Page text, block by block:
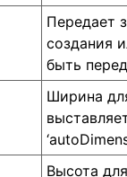
Передает
создания
быть
Ширина
Высота